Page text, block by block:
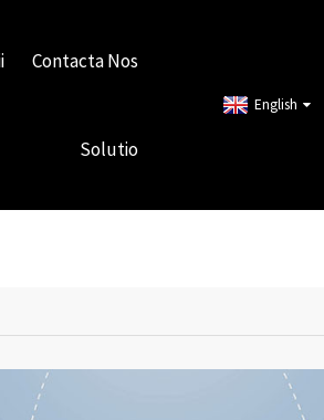
Contacta Nos
Solutio
English